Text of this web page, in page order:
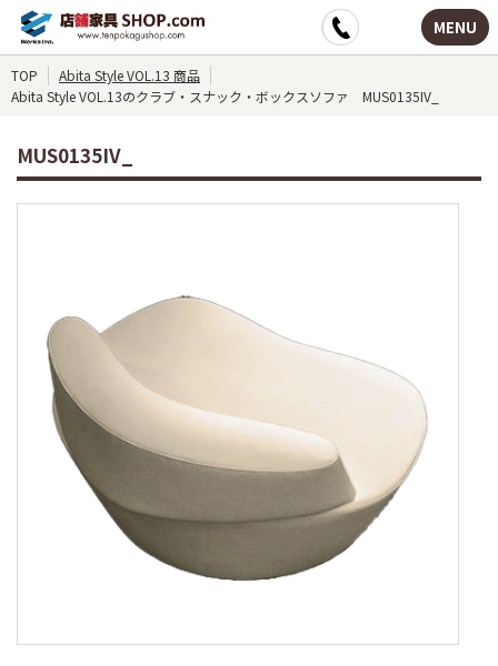
MENU
TOP
Abita Style VOL.13 商品
Abita Style VOL.13のクラブ・スナック・ボックスソファ MUS0135IV_
MUS0135IV_